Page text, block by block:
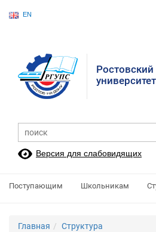
EN
Версия для слабовидящих
Поступающим Школьникам
Главная
Структура